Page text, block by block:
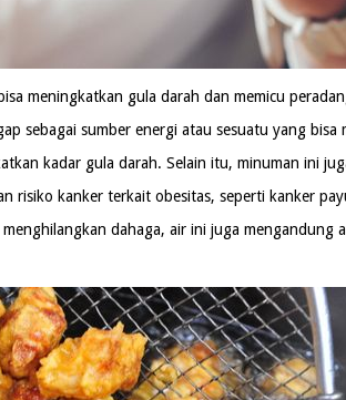
meningkatkan gula darah dan memicu
sebagai sumber energi atau sesuatu yang bisa
kadar gula darah. Selain itu, minuman ini
risiko kanker terkait obesitas, seperti kanker
dahaga, air ini juga